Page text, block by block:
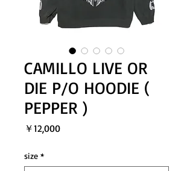
CAMILLO LIVE OR
DIE P/O HOODIE (
PEPPER )
￥12,000価
size *